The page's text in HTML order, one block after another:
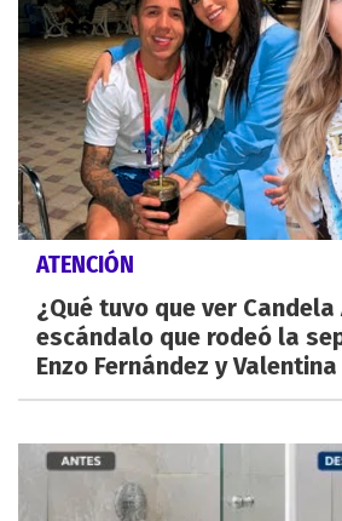
ATENCIÓN
¿Qué tuvo que ver Candela
escándalo que rodeó la
Enzo Fernández y